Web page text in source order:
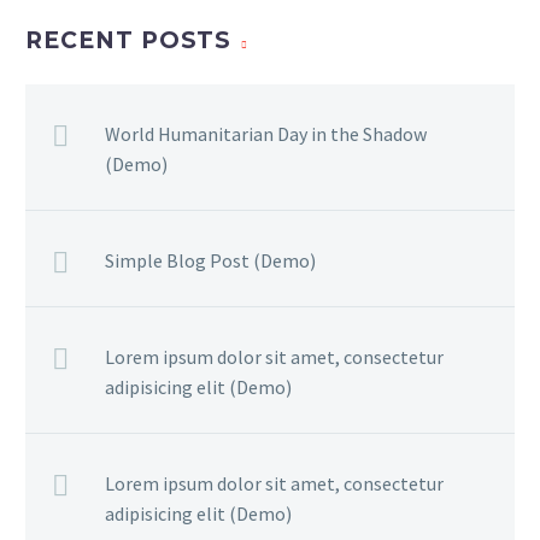
accumsan ipsum velit.
odio. Sed non mauris
vitae erat consequat
RECENT POSTS
World Humanitarian Day in the Shadow
(Demo)
Simple Blog Post (Demo)
Lorem ipsum dolor sit amet, consectetur
adipisicing elit (Demo)
Lorem ipsum dolor sit amet, consectetur
adipisicing elit (Demo)